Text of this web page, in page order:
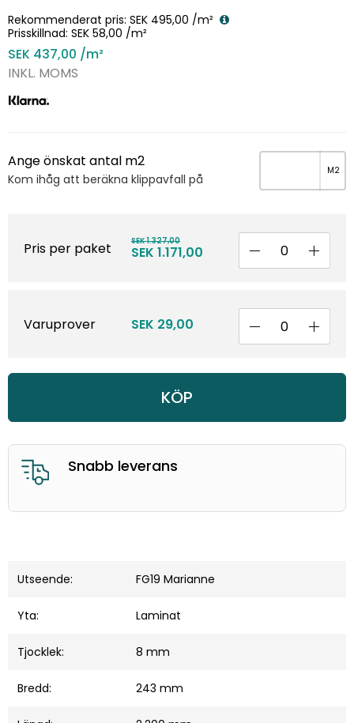
Rekommenderat pris: SEK 495,00 /m²
Prisskillnad: SEK 58,00 /m²
SEK 437,00 /m²
INKL. MOMS
Ange önskat antal m2
Kom ihåg att beräkna klippavfall på
Pris per paket SEK 1.327,00
SEK 1.171,00
Varuprover SEK 29,00
KÖP
Bra kundservice
Utseende: FG19 Marianne
Yta: Laminat
Tjocklek: 8 mm
Bredd: 243 mm